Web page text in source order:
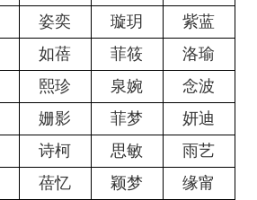
姿奕 璇玥
紫蓝
如蓓 菲筱
洛瑜
熙珍 泉婉
念波
姗影 菲梦
妍迪
诗柯 思敏
雨艺
蓓忆 颖梦
缘甯